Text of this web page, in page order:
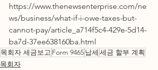
https://www.thenewsenterprise.com/ne
ws/business/what-if-i-owe-taxes-but-
cannot-pay/article_a714f5c4-429e-5d14-
ba7d-37ee638160ba.html
목회자 세금보고 Form 9465납세 세금 할부 계획
목회자